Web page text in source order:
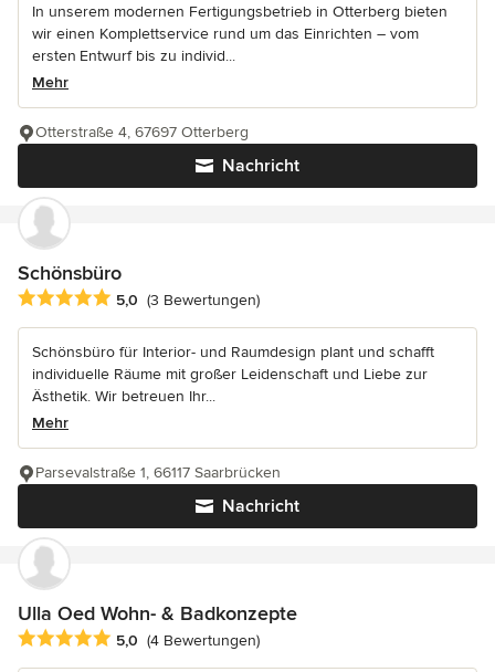
In unserem modernen Fertigungsbetrieb in Otterberg bieten
wir einen Komplettservice rund um das Einrichten – vom
ersten Entwurf bis zu individ...
Mehr
Nachricht
Otterstraße 4, 67697 Otterberg
Schönsbüro
Durchschnittliche Bewertung: 5 von 5 Sternen
5,0 (3 Bewertungen)
Schönsbüro für Interior- und Raumdesign plant und schafft
individuelle Räume mit großer Leidenschaft und Liebe zur
Ästhetik. Wir betreuen Ihr...
Mehr
Nachricht
Parsevalstraße 1, 66117 Saarbrücken
Ulla Oed Wohn- & Badkonzepte
Durchschnittliche Bewertung: 5 von 5 Sternen
5,0 (4 Bewertungen)